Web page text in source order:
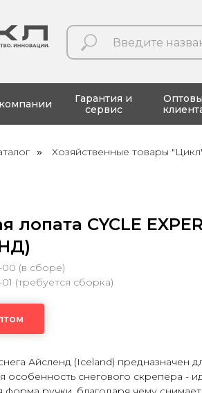
Гарантия и
сервис
» Хозяйственные товары
лопата CYCLE
00 (в сборе)
(требуется сборка)
Айсленд (Iceland) предназначен
особенность снегового скрепера -